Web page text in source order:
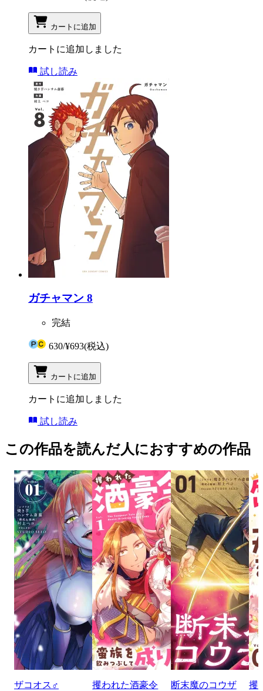
カートに追加
カートに追加しました
試し読み
ガチャマン 8
完結
630/¥693(税込)
カートに追加
カートに追加しました
試し読み
この作品を読んだ人におすすめの作品
ザコオス♂
攫われた酒豪令
断末魔のコウザ
攫